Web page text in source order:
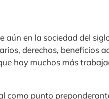
en la sociedad del
derechos, beneficios
hay muchos más
como punto